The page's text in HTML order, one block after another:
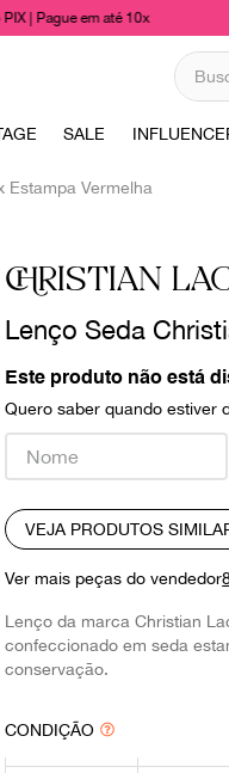
| Pague em até 10x
SALE
Estampa Vermelha
CHRISTIAN
Lenço Seda
Este produto não está
Quero saber quando estiver
VEJA PRODUTOS
Ver mais peças do vendedor
Lenço da marca Christian
confeccionado em seda
conservação.
CONDIÇÃO